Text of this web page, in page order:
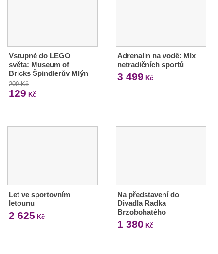
Vstupné do LEGO
světa: Museum of
Bricks Špindlerův Mlýn
200 Kč
129 Kč
Adrenalin na vodě: Mix
netradičních sportů
3 499 Kč
Let ve sportovním
letounu
2 625 Kč
Na představení do
Divadla Radka
Brzobohatého
1 380 Kč